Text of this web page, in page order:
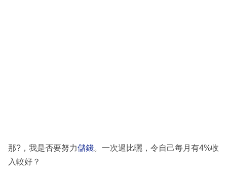
那?，我是否要努力儲錢。一次過比曬，令自己每月有4%收
入較好？